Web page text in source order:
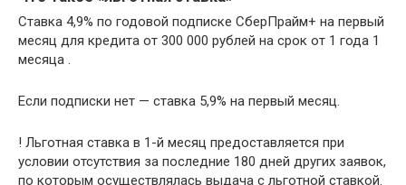
Ставка 4,9% по годовой подписке СберПрайм+ на первый
месяц для кредита от 300 000 рублей на срок от 1 года 1
месяца .
Если подписки нет — ставка 5,9% на первый месяц.
! Льготная ставка в 1-й месяц предоставляется при
условии отсутствия за последние 180 дней других заявок,
по которым осуществлялась выдача с льготной ставкой.